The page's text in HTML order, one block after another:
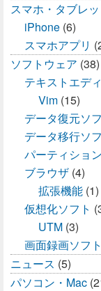
スマホ・タブレッ
iPhone (6)
スマホアプリ
ソフトウェア (38)
テキストエデ
Vim (15)
データ復元ソ
データ移行ソ
パーティショ
ブラウザ (4)
拡張機能 (1)
仮想化ソフト
UTM (3)
画面録画ソフト
ニュース (5)
パソコン・Mac